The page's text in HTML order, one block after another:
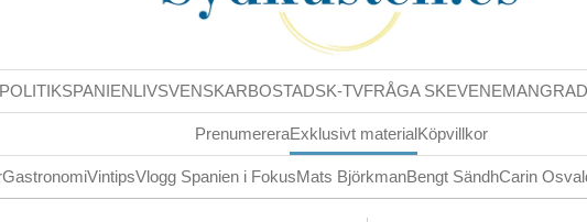
SPANIENLIVSVENSKARBOSTADSK-TVFRÅGA SKEVENEMANG
PrenumereraExklusivt materialKöpvillkor
GastronomiVintipsVlogg Spanien i FokusMats BjörkmanBengt SändhCarin